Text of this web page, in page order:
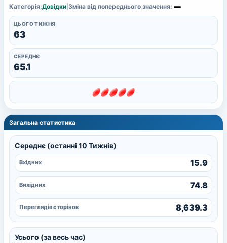
Категорія:Довідки Зміна від попереднього значення:
ЦЬОГО ТИЖНЯ
63
СЕРЕДНЄ
65.1
Загальна статистика
Середнє (останні 10 Тижнів)
Вхідних 15.9
Вихідних 74.8
Переглядів сторінок 8,639.3
Усього (за весь час)